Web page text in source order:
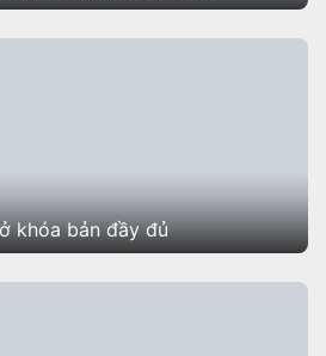
khóa bản đầy đủ